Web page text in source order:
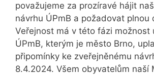
považujeme za prozíravé hájit
návrhu ÚPmB a požadovat plnou
Veřejnost má v této fázi možnost
ÚPmB, kterým je město Brno,
připomínky ke zveřejněnému
8.4.2024. Všem obyvatelům naší